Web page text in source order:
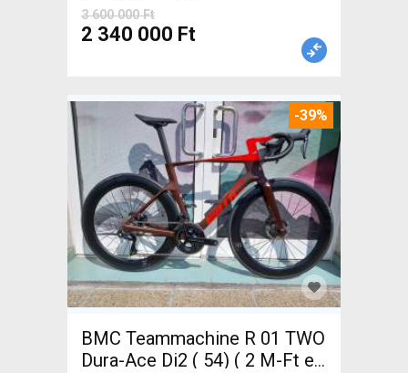
3 600 000 Ft
2 340 000 Ft
-39%
BMC Teammachine R 01 TWO
Dura-Ace Di2 ( 54) ( 2 M-Ft e